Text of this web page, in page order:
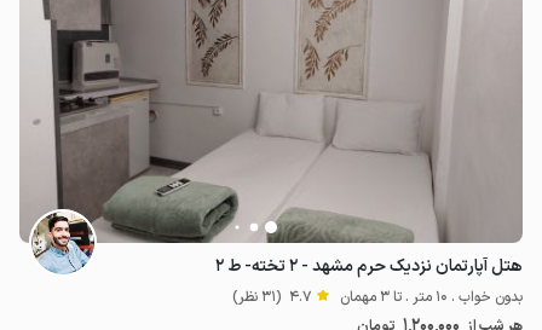
هتل آپارتمان نزدیک حرم مشهد - ۲ تخته- ط ۲
بدون خواب . 10 متر . تا 3 مهمان 4.7 (31 نظر)